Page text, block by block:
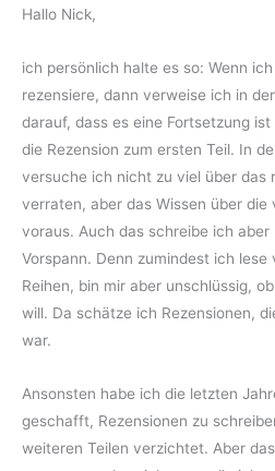
Hallo Nick,
ich persönlich halte es so: Wenn
rezensiere, dann verweise ich in
darauf, dass es eine Fortsetzung
die Rezension zum ersten Teil. In
versuche ich nicht zu viel über das
verraten, aber das Wissen über die
voraus. Auch das schreibe ich aber
Vorspann. Denn zumindest ich lese
Reihen, bin mir aber unschlüssig,
will. Da schätze ich Rezensionen,
war.
Ansonsten habe ich die letzten
geschafft, Rezensionen zu
weiteren Teilen verzichtet. Aber